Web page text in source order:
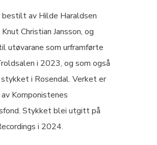
av Hilde Haraldsen
Christian Jansson, og
utøvarane som urframførte
i 2023, og som også
i Rosendal. Verket er
Komponistenes
Stykket blei utgitt på
i 2024.